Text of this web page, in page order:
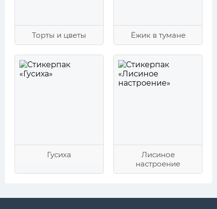
Торты и цветы Ёжик в тумане
Гусиха
Лисиное
настроение